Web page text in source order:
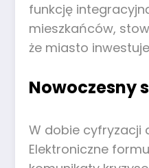
funkcję
mieszkańców,
że miasto
Nowoczesny
W dobie cyfryzacji
Elektroniczne